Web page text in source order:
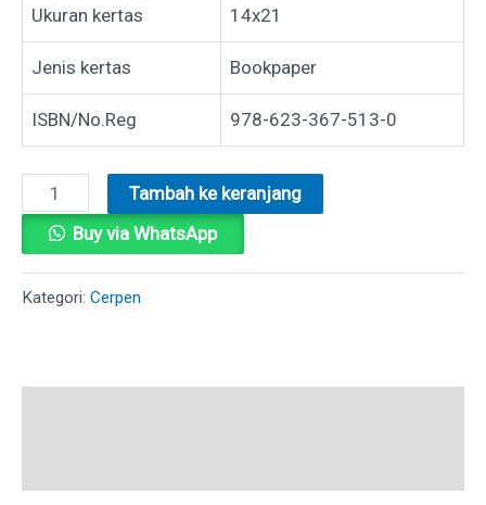
Ukuran kertas 14x21
Jenis kertas Bookpaper
ISBN/No.Reg 978-623-367-513-0
Kuantitas
HADIAH
SEBUAH
KEJUJURAN
Tambah ke keranjang
Buy via WhatsApp
Kategori: Cerpen